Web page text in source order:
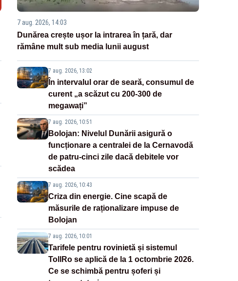
7 aug. 2026, 14:03
Dunărea crește ușor la intrarea în țară, dar
rămâne mult sub media lunii august
7 aug. 2026, 13:02
În intervalul orar de seară, consumul de
curent „a scăzut cu 200-300 de
megawați”
7 aug. 2026, 10:51
Bolojan: Nivelul Dunării asigură o
funcționare a centralei de la Cernavodă
de patru-cinci zile dacă debitele vor
scădea
7 aug. 2026, 10:43
Criza din energie. Cine scapă de
măsurile de raționalizare impuse de
Bolojan
7 aug. 2026, 10:01
Tarifele pentru rovinietă și sistemul
TollRo se aplică de la 1 octombrie 2026.
Ce se schimbă pentru șoferi și